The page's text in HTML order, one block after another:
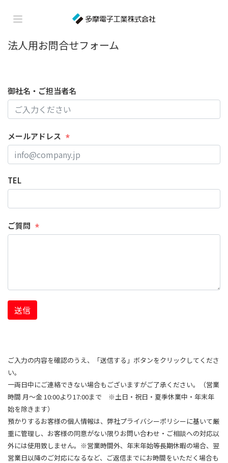
法人用お問合せフォーム
御社名・ご担当者名
メールアドレス
TEL
ご質問
送信
ご入力の内容を確認のうえ、「送信する」ボタンをクリックしてくださ
い。
一両日中にご連絡できない場合もございますがご了承ください。（営業
時間 月～金 10:00より17:00まで ※土日・祝日・夏季休業中・年末年
始を除きます）
預かりするお客様の個人情報は、弊社プライバシーポリシーに基いて厳
重に管理し、お客様の同意がない限りお問い合わせ・ご相談への対応以
外には使用致しません。※営業時間外、年末年始等長期休暇の場合、翌
営業日以降のご対応になるなど、ご返信までにお時間をいただく場合も